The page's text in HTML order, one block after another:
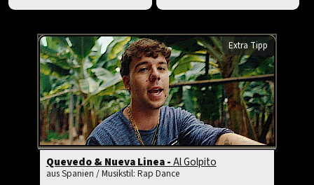
Extra Tipp
Quevedo & Nueva Linea -Al Golpito
aus Spanien / Musikstil: Rap Dance